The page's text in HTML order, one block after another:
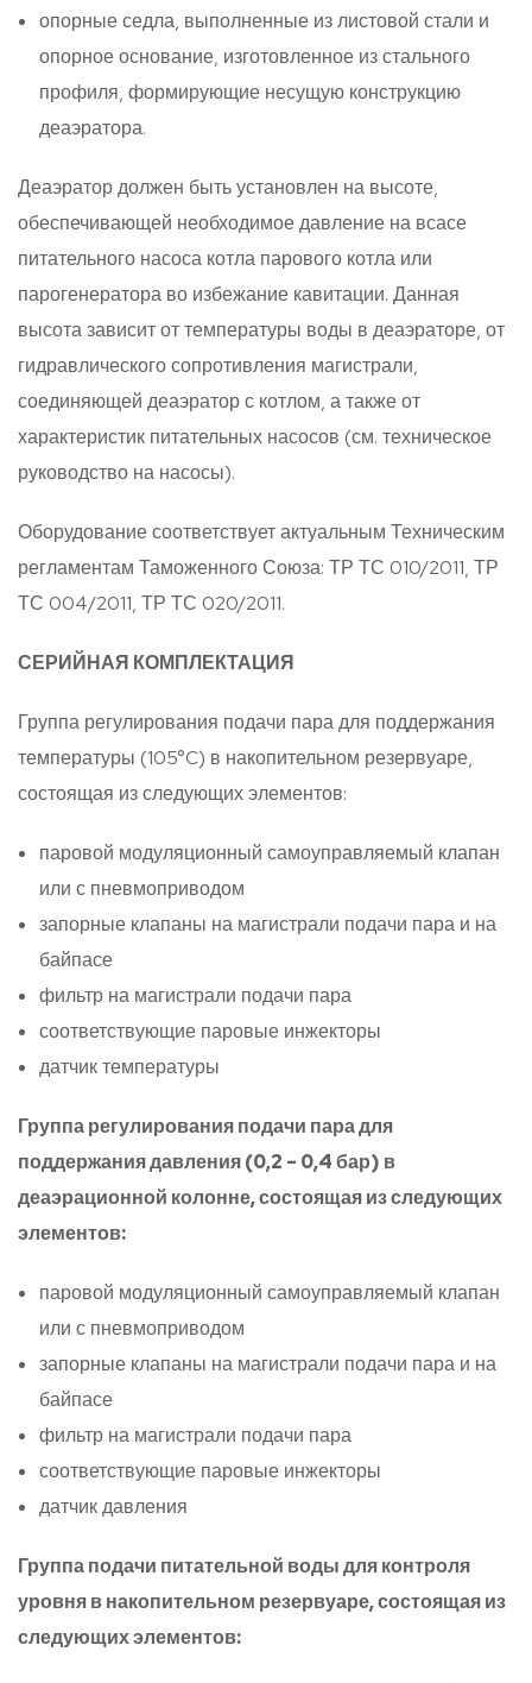
опорные седла, выполненные из листовой стали и
опорное основание, изготовленное из стального
профиля, формирующие несущую конструкцию
деаэратора.
Деаэратор должен быть установлен на высоте,
обеспечивающей необходимое давление на всасе
питательного насоса котла парового котла или
парогенератора во избежание кавитации. Данная
высота зависит от температуры воды в деаэраторе, от
гидравлического сопротивления магистрали,
соединяющей деаэратор с котлом, а также от
характеристик питательных насосов (см. техническое
руководство на насосы).
Оборудование соответствует актуальным Техническим
регламентам Таможенного Союза: ТР ТС 010/2011, ТР
ТС 004/2011, ТР ТС 020/2011.
СЕРИЙНАЯ КОМПЛЕКТАЦИЯ
Группа регулирования подачи пара для поддержания
температуры (105°C) в накопительном резервуаре,
состоящая из следующих элементов:
паровой модуляционный самоуправляемый клапан
или с пневмоприводом
запорные клапаны на магистрали подачи пара и на
байпасе
фильтр на магистрали подачи пара
соответствующие паровые инжекторы
датчик температуры
Группа регулирования подачи пара для
поддержания давления (0,2 – 0,4 бар) в
деаэрационной колонне, состоящая из следующих
элементов:
паровой модуляционный самоуправляемый клапан
или с пневмоприводом
запорные клапаны на магистрали подачи пара и на
байпасе
фильтр на магистрали подачи пара
соответствующие паровые инжекторы
датчик давления
Группа подачи питательной воды для контроля
уровня в накопительном резервуаре, состоящая из
следующих элементов: